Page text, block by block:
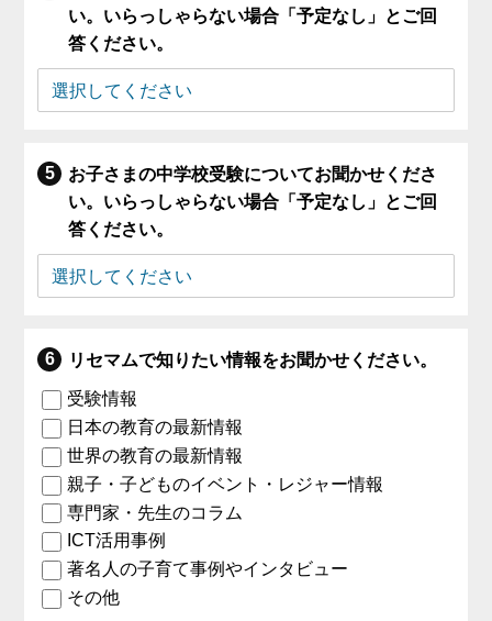
い。いらっしゃらない場合「予定なし」とご回
答ください。
お子さまの中学校受験についてお聞かせくださ
い。いらっしゃらない場合「予定なし」とご回
答ください。
リセマムで知りたい情報をお聞かせください。
受験情報
日本の教育の最新情報
世界の教育の最新情報
親子・子どものイベント・レジャー情報
専門家・先生のコラム
ICT活用事例
著名人の子育て事例やインタビュー
その他